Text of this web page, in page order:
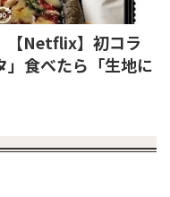
【Netflix】初コラ
」食べたら「生地に